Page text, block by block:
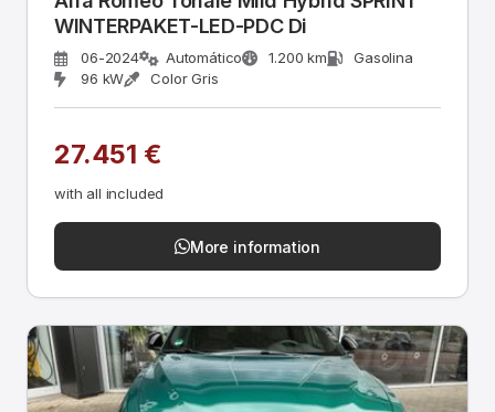
WINTERPAKET-LED-PDC Di
06-2024 Automático 1.200 km
Gasolina
96 kW
Color Gris
27.451 €
with all included
More information